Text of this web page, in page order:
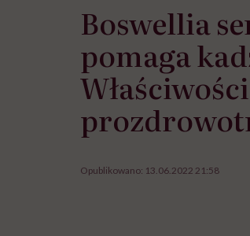
Boswellia
pomaga
Opublikowano: 13.06.2022 21:58